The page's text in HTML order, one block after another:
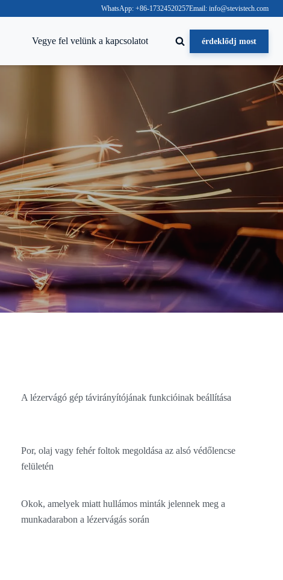
WhatsApp: +86-17324520257Email: info@stevistech.com
Vegye fel velünk a kapcsolatot érdeklődj most
A lézervágó gép távirányítójának funkcióinak beállítása
Por, olaj vagy fehér foltok megoldása az alsó védőlencse
felületén
Okok, amelyek miatt hullámos minták jelennek meg a
munkadarabon a lézervágás során